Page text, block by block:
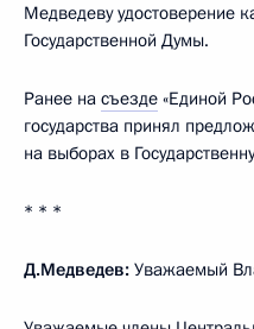
Медведеву удостоверение
Государственной Думы.
Ранее на съезде «Единой
государства принял
на выборах в
* * *
Д.Медведев: Уважаемый